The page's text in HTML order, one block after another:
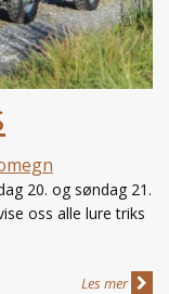
20. og søndag 21.
oss alle lure triks
Les mer